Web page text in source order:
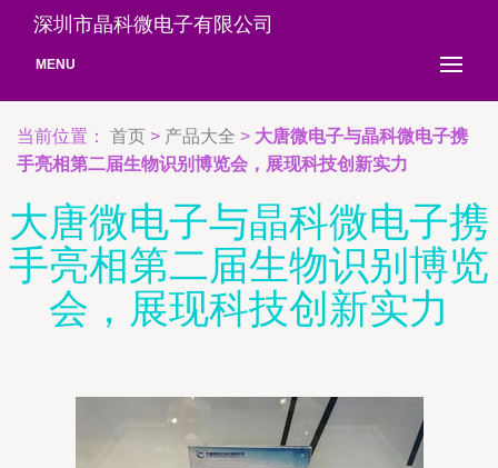
深圳市晶科微电子有限公司
MENU
当前位置： 首页 > 产品大全 > 大唐微电子与晶科微电子携
手亮相第二届生物识别博览会，展现科技创新实力
大唐微电子与晶科微电子携
手亮相第二届生物识别博览
会，展现科技创新实力